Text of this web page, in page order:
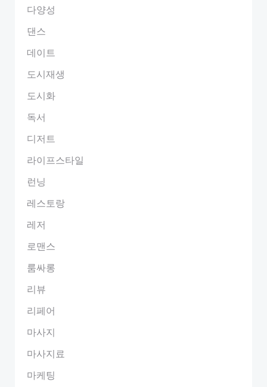
다양성
댄스
데이트
도시재생
도시화
독서
디저트
라이프스타일
런닝
레스토랑
레저
로맨스
룸싸롱
리뷰
리페어
마사지
마사지료
마케팅